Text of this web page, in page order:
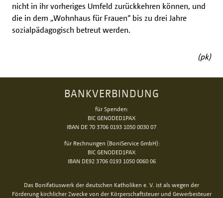
nicht in ihr vorheriges Umfeld zurückkehren können, und
die in dem „Wohnhaus für Frauen“ bis zu drei Jahre
sozialpädagogisch betreut werden.
(pk)
BANKVERBINDUNG
für Spenden:
BIC GENODED1PAX
IBAN DE 70 3706 0193 1050 0030 07
für Rechnungen (BoniService GmbH):
BIC GENODED1PAX
IBAN DE92 3706 0193 1050 0060 06
Das Bonifatiuswerk der deutschen Katholiken e. V. ist als wegen der
Förderung kirchlicher Zwecke von der Körperschaftsteuer und Gewerbesteuer